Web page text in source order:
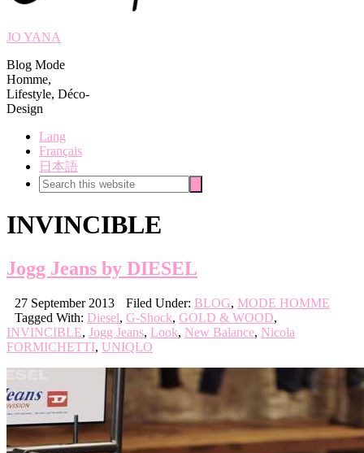
JO YANA
Blog Mode
Homme,
Lifestyle, Déco-
Design
Lang
Français
日本語
Search
this
INVINCIBLE
Jogg Jeans by DIESEL
27 September 2013 Filed Under: BLOG, MODE HOMME
Tagged With: Diesel, G-Shock, GOLD & WOOD,
INVINCIBLE, Jogg Jeans, Look, New Balance, Nicola
FORMICHETTI, UNIQLO